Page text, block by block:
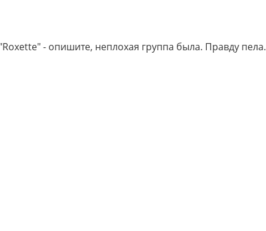
- опишите, неплохая группа была. Правду пела.